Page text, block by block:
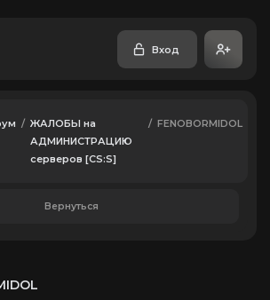
Вход
/ ЖАЛОБЫ на
АДМИНИСТРАЦИЮ
серверов [CS:S]
/ FENOBORMIDOL
Вернуться